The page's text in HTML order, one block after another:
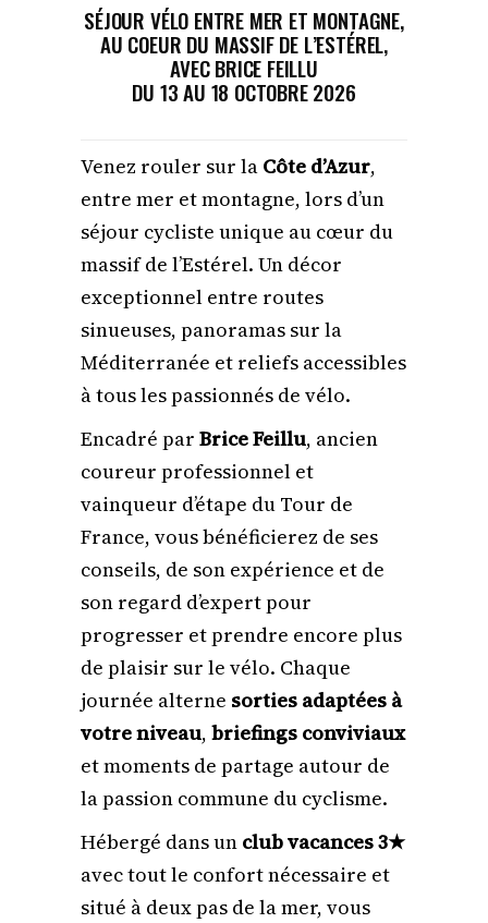
SÉJOUR VÉLO ENTRE MER ET MONTAGNE,
AU COEUR DU MASSIF DE L’ESTÉREL,
AVEC BRICE FEILLU
DU 13 AU 18 OCTOBRE 2026
Venez rouler sur la Côte d’Azur,
entre mer et montagne, lors d’un
séjour cycliste unique au cœur du
massif de l’Estérel. Un décor
exceptionnel entre routes
sinueuses, panoramas sur la
Méditerranée et reliefs accessibles
à tous les passionnés de vélo.
Encadré par Brice Feillu, ancien
coureur professionnel et
vainqueur d’étape du Tour de
France, vous bénéficierez de ses
conseils, de son expérience et de
son regard d’expert pour
progresser et prendre encore plus
de plaisir sur le vélo. Chaque
journée alterne sorties adaptées à
votre niveau, briefings conviviaux
et moments de partage autour de
la passion commune du cyclisme.
Hébergé dans un club vacances 3★
avec tout le confort nécessaire et
situé à deux pas de la mer, vous